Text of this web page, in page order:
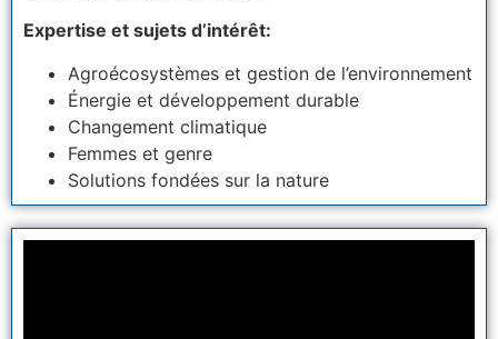
Expertise et sujets d’intérêt:
Agroécosystèmes et gestion de l’environnement
Énergie et développement durable
Changement climatique
Femmes et genre
Solutions fondées sur la nature